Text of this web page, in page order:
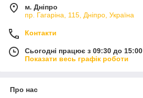
м. Дніпро
пр. Гагаріна, 115, Дніпро, Україна
Контакти
Сьогодні працює з 09:30 до 15:00
Показати весь графік роботи
Про нас